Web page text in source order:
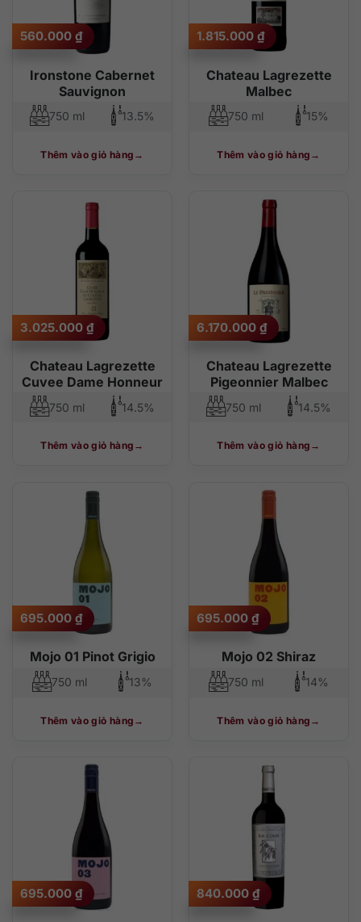
Ironstone Cabernet
Sauvignon
560.000 ₫
750 ml 13.5%
Thêm vào giỏ hàng
Chateau Lagrezette
Malbec
1.815.000 ₫
750 ml 15%
Thêm vào giỏ hàng
Chateau Lagrezette
Cuvee Dame Honneur
3.025.000 ₫
750 ml 14.5%
Thêm vào giỏ hàng
Chateau Lagrezette
Pigeonnier Malbec
6.170.000 ₫
750 ml 14.5%
Thêm vào giỏ hàng
Mojo 01 Pinot Grigio
695.000 ₫
750 ml 13%
Thêm vào giỏ hàng
Mojo 02 Shiraz
695.000 ₫
750 ml 14%
Thêm vào giỏ hàng
695.000 ₫ 840.000 ₫